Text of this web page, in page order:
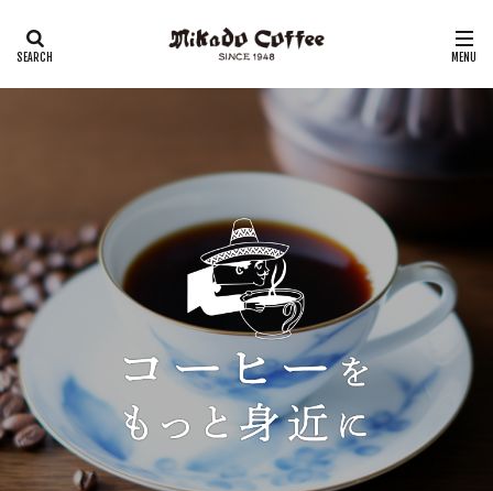
リキッドコーヒー アイスコーヒー
チーズケーキ